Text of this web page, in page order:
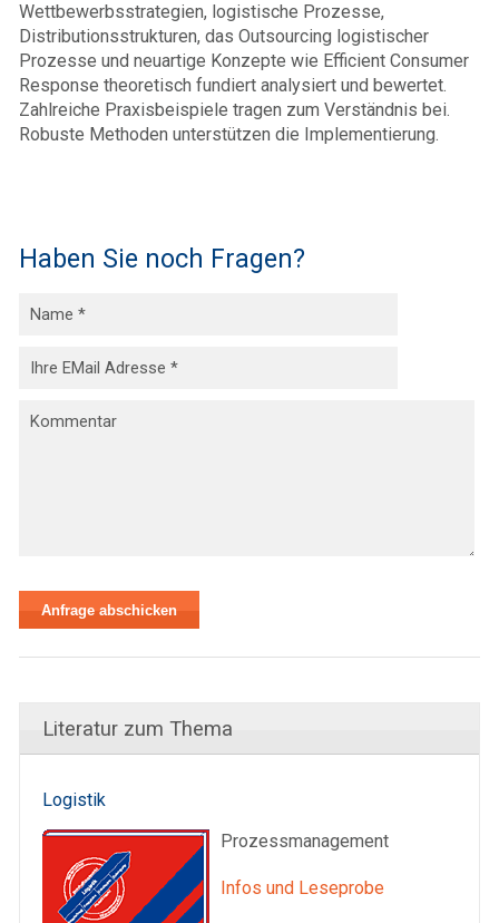
Wettbewerbsstrategien, logistische Prozesse,
Distributionsstrukturen, das Outsourcing logistischer
Prozesse und neuartige Konzepte wie Efficient Consumer
Response theoretisch fundiert analysiert und bewertet.
Zahlreiche Praxisbeispiele tragen zum Verständnis bei.
Robuste Methoden unterstützen die Implementierung.
Haben Sie noch Fragen?
Literatur zum Thema
Logistik
Prozessmanagement
Infos und Leseprobe